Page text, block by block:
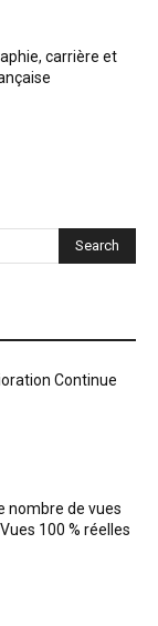
carrière et
Search
Continue
nombre de vues
100 % réelles